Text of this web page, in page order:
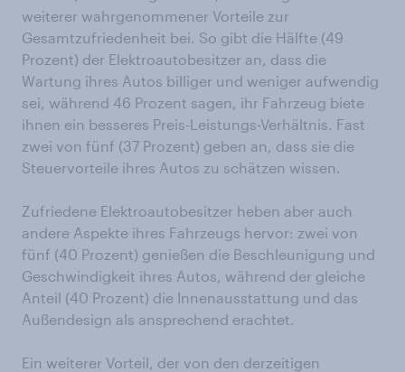
weiterer wahrgenommener Vorteile zur
Gesamtzufriedenheit bei. So gibt die Hälfte (49
Prozent) der Elektroautobesitzer an, dass die
Wartung ihres Autos billiger und weniger aufwendig
sei, während 46 Prozent sagen, ihr Fahrzeug biete
ihnen ein besseres Preis-Leistungs-Verhältnis. Fast
zwei von fünf (37 Prozent) geben an, dass sie die
Steuervorteile ihres Autos zu schätzen wissen.
Zufriedene Elektroautobesitzer heben aber auch
andere Aspekte ihres Fahrzeugs hervor: zwei von
fünf (40 Prozent) genießen die Beschleunigung und
Geschwindigkeit ihres Autos, während der gleiche
Anteil (40 Prozent) die Innenausstattung und das
Außendesign als ansprechend erachtet.
Ein weiterer Vorteil, der von den derzeitigen